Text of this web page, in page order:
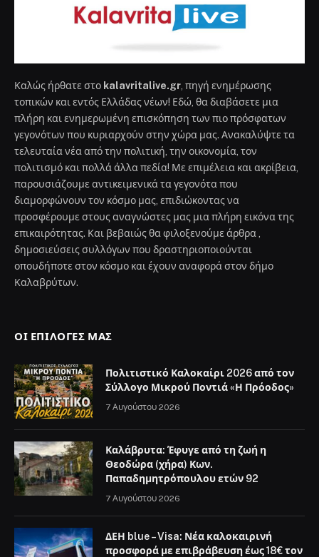
Καλώς ήρθατε στο kalavritalive.gr , πηγή ενημέρωσης
τοπικών και εντός Ελλάδας νέων! Εδώ, θα διαβάσετε μια
πλήρη και ενημερωμένη επισκόπηση των πιο πρόσφατων
γεγονότων που κυριαρχούν στην χώρα μας. Ανακαλύψτε τα
τελευταία νέα από την πολιτική, την οικονομία, τον
πολιτισμό και πολλά άλλα πεδία! Με επιμέλεια και ακρίβεια,
παρουσιάζουμε αντικειμενικά τα γεγονότα που
διαμορφώνουν τον κόσμο μας, επιδιώκοντας να
προσφέρουμε στους αναγνώστες μας μια πλήρη εικόνα της
επικαιρότητας. Και βεβαιώς θα φιλοξενούμε άρθρα ,
δημοσιεύσεις συλλόγων που δραστηριοποιούνται
οπουδήποτε στον κόσμο και έχουν αναφορά στον δήμο
Καλαβρύτων.
ΟΙ ΕΠΙΛΟΓΈΣ ΜΑΣ
Πολιτιστικό Καλοκαίρι 2026 από τον
Σύλλογο Μικρού Ποντιά «Η Πρόοδος»
7 Αυγούστου 2026
Καλάβρυτα: Έφυγε από τη ζωή η
Θεοδώρα (χήρα) Κων.
Παπαδημητρόπουλου ετών 92
7 Αυγούστου 2026
ΔΕΗ blue – Visa: Νέα καλοκαιρινή
προσφορά με επιβράβευση έως 18€ τον